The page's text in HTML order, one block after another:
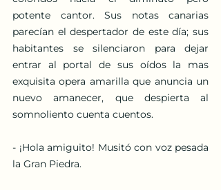
potente cantor. Sus notas canarias
parecían el despertador de este día; sus
habitantes se silenciaron para dejar
entrar al portal de sus oídos la mas
exquisita opera amarilla que anuncia un
nuevo amanecer, que despierta al
somnoliento cuenta cuentos.
- ¡Hola amiguito! Musitó con voz pesada
la Gran Piedra.